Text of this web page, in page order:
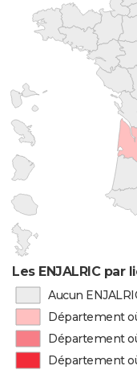
Les ENJALRIC par
Aucun
Département
Département
Département